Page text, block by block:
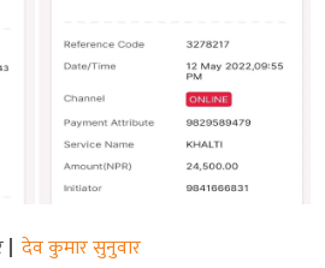
देव कुमार सुनुवार